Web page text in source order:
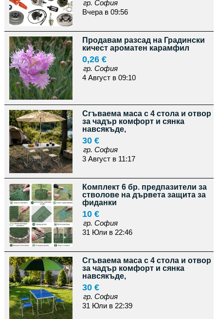
гр. София
Вчера в 09:56
Продавам разсад на Градински
кичест ароматен карамфил
0,26 €
гр. София
4 Август в 09:10
Сгъваема маса с 4 стола и отвор
за чадър комфорт и сянка
навсякъде,
30 €
гр. София
3 Август в 11:17
Комплект 6 бр. предпазители за
стволове на дървета защита за
фиданки
10 €
гр. София
31 Юли в 22:46
Сгъваема маса с 4 стола и отвор
за чадър комфорт и сянка
навсякъде,
30 €
гр. София
31 Юли в 22:39